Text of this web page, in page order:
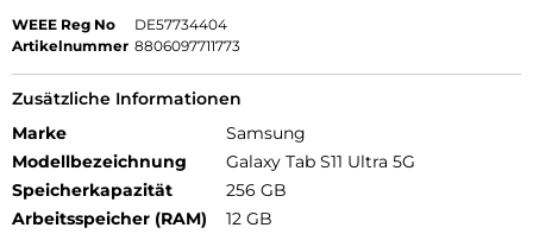
WEEE Reg No
DE57734404
Artikelnummer 8806097711773
Zusätzliche Informationen
Marke
Samsung
Modellbezeichnung
Galaxy Tab S11 Ultra 5G
Speicherkapazität
256 GB
Arbeitsspeicher (RAM)
12 GB